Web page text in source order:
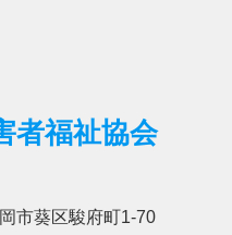
者福祉協会
市葵区駿府町1-70